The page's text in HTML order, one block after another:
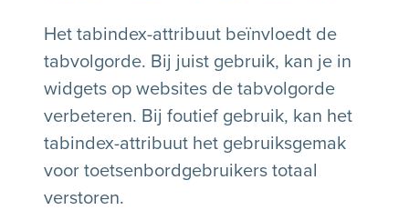
Het tabindex-attribuut beïnvloedt de
tabvolgorde. Bij juist gebruik, kan je in
widgets op websites de tabvolgorde
verbeteren. Bij foutief gebruik, kan het
tabindex-attribuut het gebruiksgemak
voor toetsenbordgebruikers totaal
verstoren.